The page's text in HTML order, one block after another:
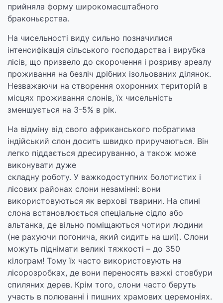
прийняла форму широкомасштабного
браконьєрства.
На чисельності виду сильно позначилися
інтенсифікація сільського господарства і вирубка
лісів, що призвело до скорочення і розриву ареалу
проживання на безліч дрібних ізольованих ділянок.
Незважаючи на створення охоронних територій в
місцях проживання слонів, їх чисельність
зменшується на 3-5% в рік.
На відміну від свого африканського побратима
індійський слон досить швидко приручаються. Він
легко піддається дресируванню, а також може
виконувати дуже
складну роботу. У важкодоступних болотистих і
лісових районах слони незамінні: вони
використовуються як верхові тварини. На спині
слона встановлюється спеціальне сідло або
альтанка, де вільно поміщаються чотири людини
(не рахуючи погонича, який сидить на шиї). Слони
можуть піднімати великі тяжкості – до 350
кілограм! Тому їх часто використовують на
лісорозробках, де вони переносять важкі стовбури
спиляних дерев. Крім того, слони часто беруть
участь в полюванні і пишних храмових церемоніях.